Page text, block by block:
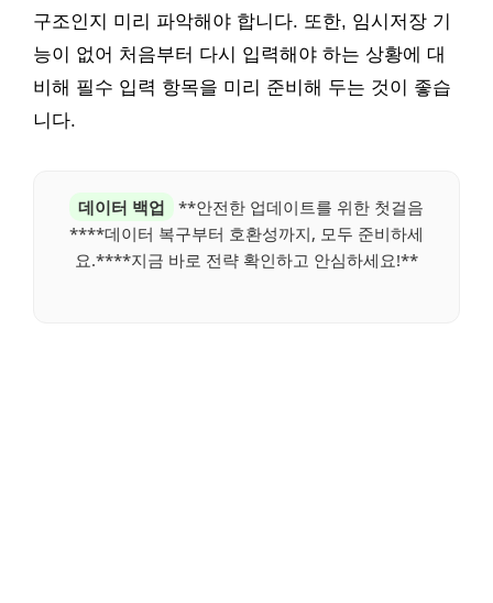
구조인지 미리 파악해야 합니다. 또한, 임시저장 기
능이 없어 처음부터 다시 입력해야 하는 상황에 대
비해 필수 입력 항목을 미리 준비해 두는 것이 좋습
니다.
데이터 백업
**안전한 업데이트를 위한 첫걸음
****데이터 복구부터 호환성까지, 모두 준비하세
요.****지금 바로 전략 확인하고 안심하세요!**